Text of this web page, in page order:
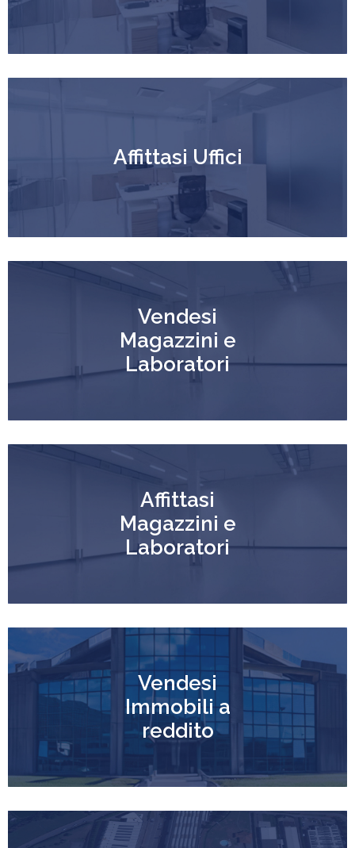
Affittasi Uffici
Vendesi
Magazzini e
Laboratori
Affittasi
Magazzini e
Laboratori
Vendesi
Immobili a
reddito